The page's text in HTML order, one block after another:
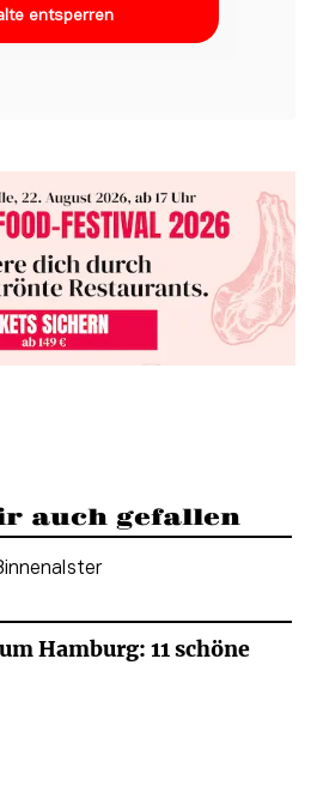
entsperren
auch gefallen
Hamburg: 11 schöne